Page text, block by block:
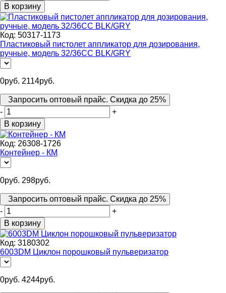
В корзину
Код: 50317-1173
Пластиковый пистолет аппликатор для дозирования,
ручные, модель 32/36CC BLK/GRY
0руб. 2114руб.
Запросить оптовый прайс. Скидка до 25%
-
+
В корзину
Код: 26308-1726
Контейнер - КМ
0руб. 298руб.
Запросить оптовый прайс. Скидка до 25%
-
+
В корзину
Код: 3180302
6003DM Циклон порошковый пульверизатор
0руб. 4244руб.